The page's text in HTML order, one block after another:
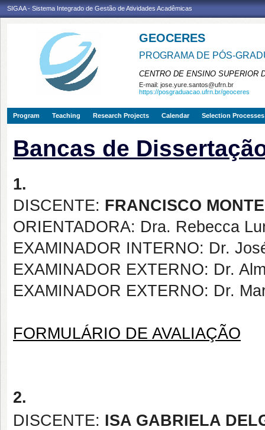
SIGAA - Sistema Integrado de Gestão de Atividades Acadêmicas
GEOCERES
PROGRAMA DE PÓS-
CENTRO DE ENSINO SUPERIOR
E-mail: jose.yure.santos@ufrn.br
https://posgraduacao.ufrn.br/geoceres
Program Teaching Research Projects Calendar Selection Processes
Bancas de
1.
DISCENTE: FRANCISCO
ORIENTADORA: Dra. Rebecca
EXAMINADOR INTERNO: Dr.
EXAMINADOR EXTERNO: Dr.
EXAMINADOR EXTERNO: Dr.
FORMULÁRIO DE AVALIAÇÃO
2.
DISCENTE: ISA GABRIELA